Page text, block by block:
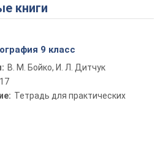
книги
9 класс
В. М. Бойко, И. Л. Дитчук
Тетрадь для практических